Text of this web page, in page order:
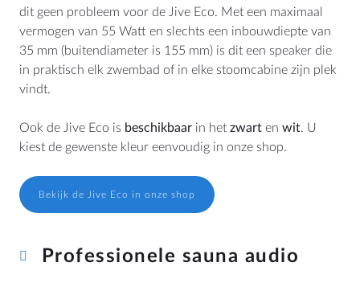
dit geen probleem voor de Jive Eco. Met een maximaal
vermogen van 55 Watt en slechts een inbouwdiepte van
35 mm (buitendiameter is 155 mm) is dit een speaker die
in praktisch elk zwembad of in elke stoomcabine zijn plek
vindt.
Ook de Jive Eco is beschikbaar in het zwart en wit. U
kiest de gewenste kleur eenvoudig in onze shop.
Bekijk de Jive Eco in onze shop
Professionele sauna audio